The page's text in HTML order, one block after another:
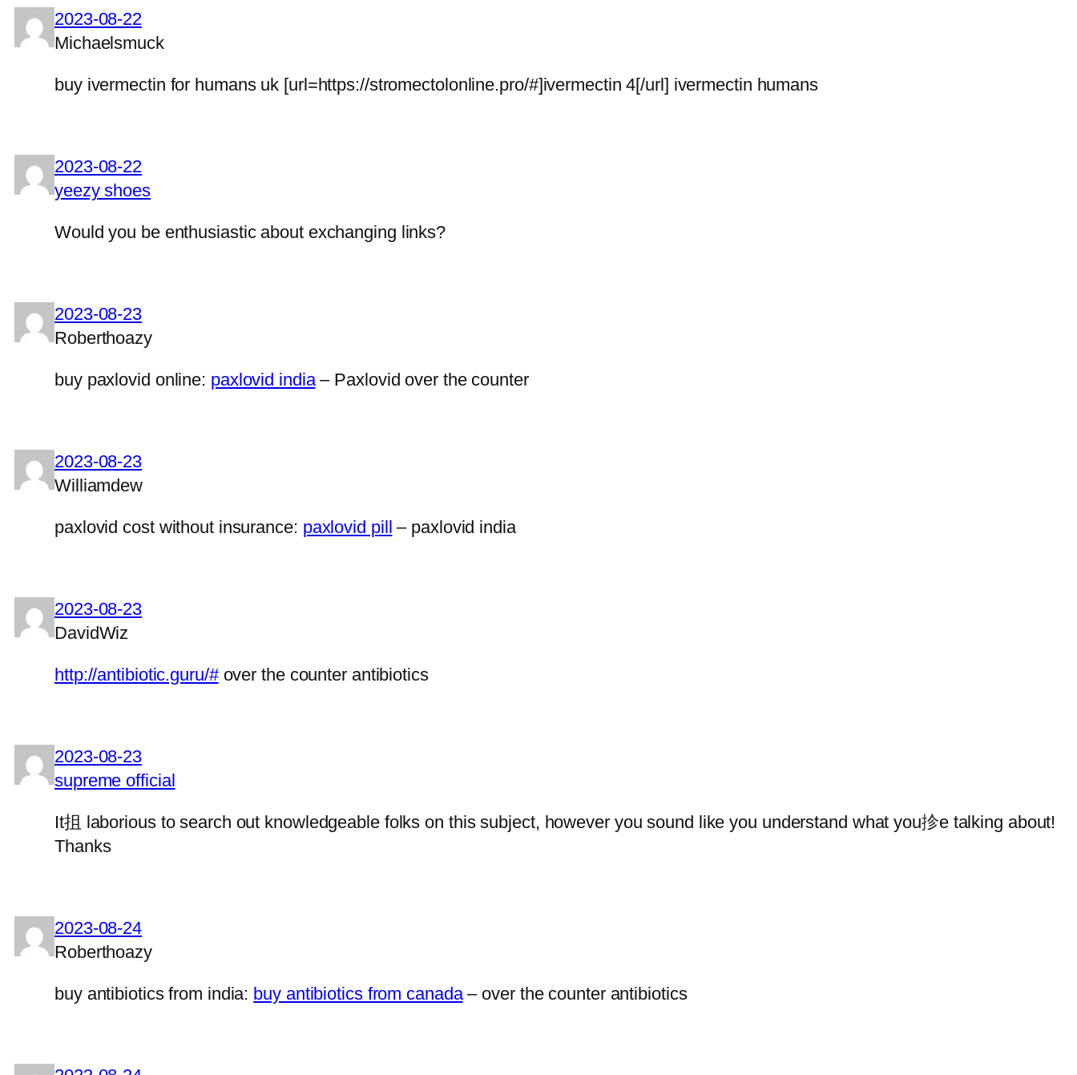
2023-08-22
Michaelsmuck
buy ivermectin for humans uk [url=https://stromectolonline.pro/#]ivermectin 4[/url] ivermectin humans
2023-08-22
yeezy shoes
Would you be enthusiastic about exchanging links?
2023-08-23
Roberthoazy
buy paxlovid online: paxlovid india– Paxlovid over the counter
2023-08-23
Williamdew
paxlovid cost without insurance: paxlovid pill – paxlovid india
2023-08-23
DavidWiz
http://antibiotic.guru/#over the counter antibiotics
2023-08-23
supreme official
It抯 laborious to search out knowledgeable folks on this subject, however you sound like you understand what you抮e talking about!
Thanks
2023-08-24
Roberthoazy
buy antibiotics from india: buy antibiotics from canada– over the counter antibiotics